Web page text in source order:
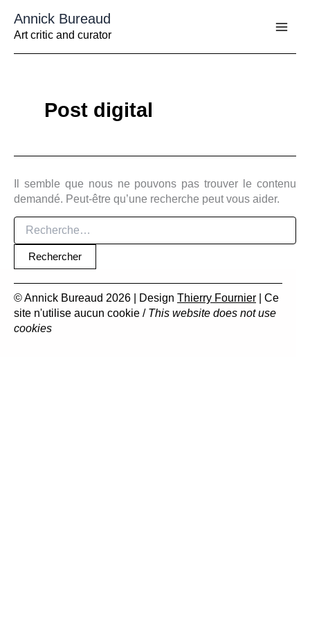
contenu
Annick Bureaud
Art critic and curator
Post digital
Il semble que nous ne pouvons pas trouver le contenu
demandé. Peut-être qu’une recherche peut vous aider.
Rechercher :
© Annick Bureaud 2026 | Design Thierry Fournier | Ce
site n'utilise aucun cookie / This website does not use
cookies